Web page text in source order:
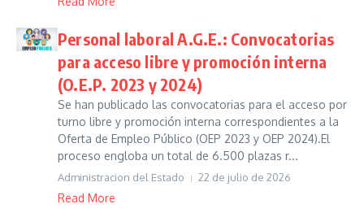
Personal laboral A.G.E.: Convocatorias
para acceso libre y promoción interna
(O.E.P. 2023 y 2024)
Se han publicado las convocatorias para el acceso por
turno libre y promoción interna correspondientes a la
Oferta de Empleo Público (OEP 2023 y OEP 2024).El
proceso engloba un total de 6.500 plazas r...
Administracion del Estado 22 de julio de 2026
Read More